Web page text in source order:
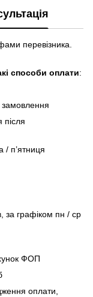
перевізника.
способи оплати:
замовлення
/ п’ятниця
за графіком пн / ср
ФОП
оплати,